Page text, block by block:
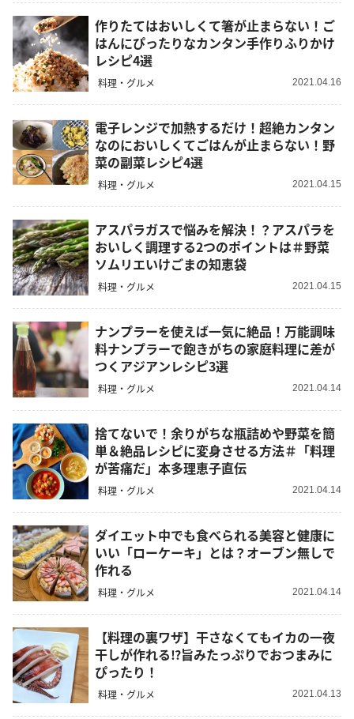
作りたてはおいしくて箸が止まらない！ご
はんにぴったりなカンタン手作りふりかけ
レシピ4選
料理・グルメ 2021.04.16
電子レンジで加熱するだけ！超絶カンタン
なのにおいしくてごはんが止まらない！野
菜の副菜レシピ4選
料理・グルメ 2021.04.15
アスパラガスで悩みを解決！？アスパラを
おいしく調理する2つのポイントは＃野菜
ソムリエいけごまの知恵袋
料理・グルメ 2021.04.15
ナンプラーを使えば一気に絶品！万能調味
料ナンプラーで飽きがちの家庭料理に差が
つくアジアンレシピ3選
料理・グルメ 2021.04.14
捨てないで！余りがちな瓶詰めや野菜を簡
単＆絶品レシピに変身させる方法＃「料理
が苦痛だ」本多理恵子直伝
料理・グルメ 2021.04.14
ダイエット中でも食べられる美容と健康に
いい「ローケーキ」とは？オーブン無しで
作れる
料理・グルメ 2021.04.14
【料理の裏ワザ】干さなくてもイカの一夜
干しが作れる⁉︎旨みたっぷりでおつまみに
ぴったり！
料理・グルメ 2021.04.13